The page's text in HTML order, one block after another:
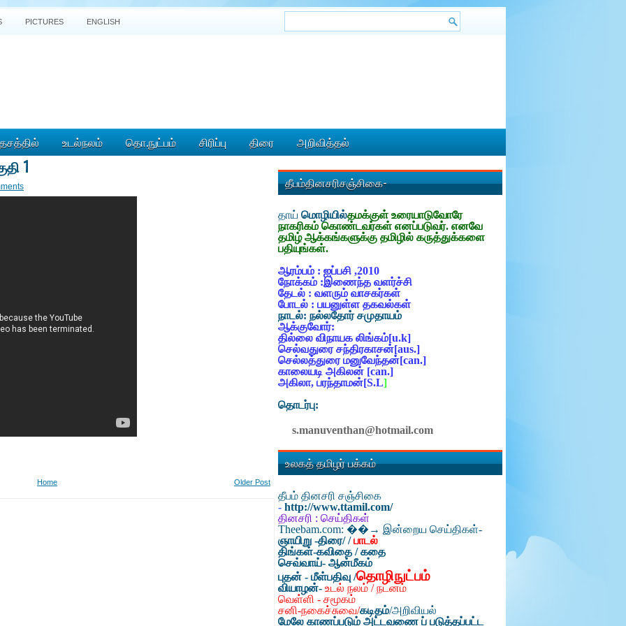
PICTURES ENGLISH
உடல்நலம் தொ.நுட்பம் சிரிப்பு திரை அறிவித்தல்
1
Older Post
Home
தீபம்தினசரிசஞ்சிகை-
தாய் மொழியில்தமக்குள் உரையாடுவோரே
நாகரிகம் கொண்டவர்கள் எனப்படுவர். எனவே
தமிழ் ஆக்கங்களுக்கு தமிழில் கருத்துக்களை
பதியுங்கள்.
ஆரம்பம் : ஐப்பசி ,2010
நோக்கம் :இணைந்த வளர்ச்சி
தேடல் : வளரும் வாசகர்கள்
போடல் : பயனுள்ள தகவல்கள்
நாடல்: நல்லதோர் சமுதாயம்
ஆக்குவோர்:
தில்லை விநாயக லிங்கம்[u.k]
செல்வதுரை சந்திரகாசன்[aus.]
செல்லத்துரை மனுவேந்தன்[can.]
காலையடி அகிலன் [can.]
அகிலா, பரந்தாமன்[S.L]
தொடர்பு:
s.manuventhan@hotmail.com
உலகத் தமிழர் பக்கம்
தீபம் தினசரி சஞ்சிகை
- http://www.ttamil.com/
தினசரி : செய்திகள்
Theebam.com: ��→ இன்றைய செய்திகள்-
ஞாயிறு -திரை//பாடல்
திங்கள்-கவிதை / கதை
செவ்வாய்- ஆன்மீகம்
புதன் - மீள்பதிவு /தொழிநுட்பம்
வியாழன்- உடல் நலம் / நடனம்
வெள்ளி - சமூகம்
சனி-நகைச்சுவை/கடிதம்/அறிவியல்
மேலே காணப்படும் அட்டவணை ப் படுத்தப்பட்ட